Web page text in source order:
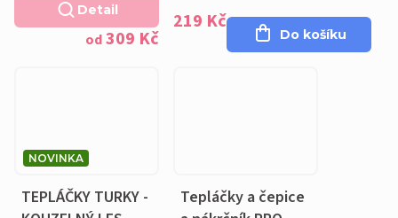
od309 Kč
Detail
khaki podšívka
219 Kč
Do košíku
NOVINKA
TEPLÁČKY TURKY -
Tepláčky a čepice